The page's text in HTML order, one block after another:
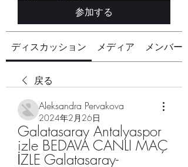
参加する
ディスカッション メディア メンバー
戻る
Aleksandra Pervakova
2024年2月26日
Galatasaray Antalyaspor
izle BEDAVA CANLI MAÇ
İZLE Galatasaray-